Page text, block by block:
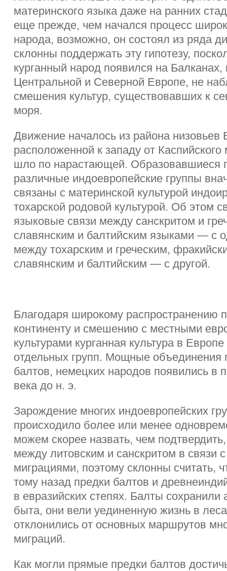
материнского языка даже на ранних
еще прежде, чем начался процесс
народа, возможно, он состоял из ряда
склонны поддержать эту гипотезу,
курганный народ появился на
Центральной и Северной Европе, не
смешения культур, существовавших к
моря.
Движение началось из района низовьев
расположенной к западу от
шло по нарастающей. Образовавшиеся
различные индоевропейские группы
связаны с материнской культурой
тохарской родовой культурой. Об этом
языковые связи между санскритом и
славянским и балтийским языками — с
между тохарским и греческим,
славянским и балтийским — с другой.
Благодаря широкому распространению
континенту и смешению с местными
культурами курганная культура в
отдельных групп. Мощные объединения
балтов, немецких народов появились в
века до н. э.
Зарождение многих индоевропейских
происходило более или менее
можем скорее назвать, чем
между литовским и санскритом в связи
миграциями, поэтому склонны считать,
тому назад предки балтов и
в евразийских степях. Балты
быта, они вели уединенную жизнь в
отклонились от основных маршрутов
миграций.
Как могли прямые предки балтов